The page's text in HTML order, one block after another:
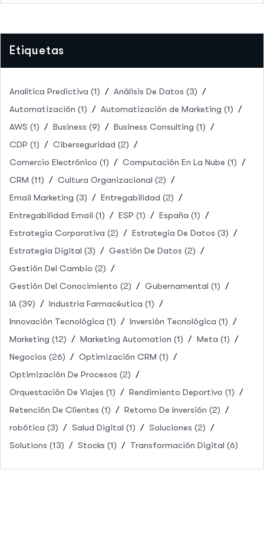
Etiquetas
Analítica Predictiva (1) Análisis De Datos (3)
Automatización (1) Automatización de Marketing (1)
AWS (1) Business (9) Business Consulting (1)
CDP (1) Ciberseguridad (2)
Comercio Electrónico (1) Computación En La Nube (1)
CRM (11) Cultura Organizacional (2)
Email Marketing (3) Entregabilidad (2)
Entregabilidad Email (1) ESP (1) España (1)
Estrategia Corporativa (2) Estrategia De Datos (3)
Estrategia Digital (3) Gestión De Datos (2)
Gestión Del Cambio (2)
Gestión Del Conocimiento (2) Gubernamental (1)
IA (39) Industria Farmacéutica (1)
Innovación Tecnológica (1) Inversión Tecnológica (1)
Marketing (12) Marketing Automation (1) Meta (1)
Negocios (26) Optimización CRM (1)
Optimización De Procesos (2)
Orquestación De Viajes (1) Rendimiento Deportivo (1)
Retención De Clientes (1) Retorno De Inversión (2)
robótica (3) Salud Digital (1) Soluciones (2)
Solutions (13) Stocks (1) Transformación Digital (6)